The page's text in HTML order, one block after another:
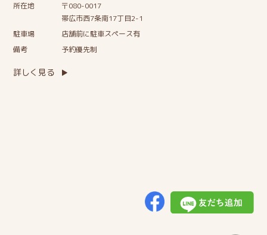
所在地
〒080-0017
帯広市西7条南17丁目2-1
駐車場
店舗前に駐車スペース有
備考
予約優先制
詳しく見る